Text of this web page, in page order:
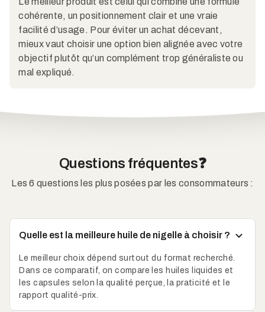
cohérente, un positionnement clair et une vraie
facilité d’usage. Pour éviter un achat décevant,
mieux vaut choisir une option bien alignée avec votre
objectif plutôt qu’un complément trop généraliste ou
mal expliqué.
Questions fréquentes❓
Les 6 questions les plus posées par les consommateurs :
Quelle est la meilleure huile de nigelle à choisir ?
Le meilleur choix dépend surtout du format recherché.
Dans ce comparatif, on compare les huiles liquides et
les capsules selon la qualité perçue, la praticité et le
rapport qualité-prix.